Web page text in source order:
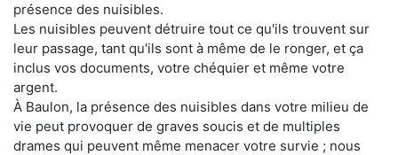
présence des nuisibles.
Les nuisibles peuvent détruire tout ce qu'ils trouvent sur
leur passage, tant qu'ils sont à même de le ronger, et ça
inclus vos documents, votre chéquier et même votre
argent.
À Baulon, la présence des nuisibles dans votre milieu de
vie peut provoquer de graves soucis et de multiples
drames qui peuvent même menacer votre survie ; nous